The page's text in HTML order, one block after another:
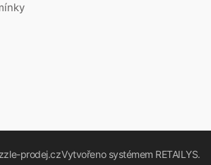
prodej.czVytvořeno systémem RETAILYS.